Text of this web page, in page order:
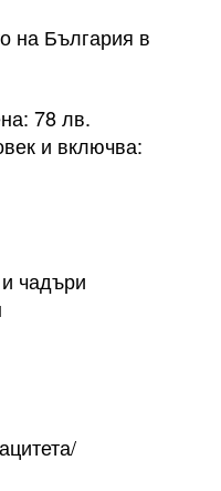
на България в
78 лв.
и включва:
чадъри